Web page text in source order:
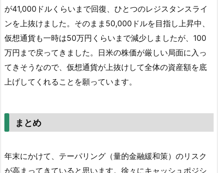
が41,000ドルくらいまで回復、ひとつのレジスタンスライ
ンを上抜けました。そのまま50,000ドルを目指し上昇中、
仮想通貨も一時は50万円くらいまで減少しましたが、100
万円まで戻ってきました。日米の株価が厳しい局面に入っ
てきそうなので、仮想通貨が上抜けして全体の資産額を底
上げしてくれることを願っています。
まとめ
年末にかけて、テーパリング（量的金融緩和策）のリスク
が高まってきていると思います。徐々にキャッシュポジシ